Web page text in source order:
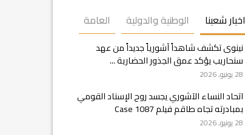
اخبار شعبنا الوطنية والدولية العامة
نينوى تكشف شاهداً آشورياً جديداً من عهد
سنحاريب يؤكد عمق الجذور الحضارية ...
28 يونيو, 2026
اتحاد النساء الآشوري يجسد روح الإسناد القومي
بمبادرته تجاه طاقم فيلم Case 1087
28 يونيو, 2026